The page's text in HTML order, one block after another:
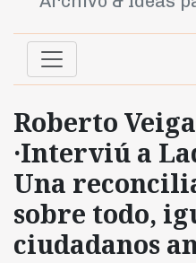
Roberto
·Interviú a
Una
sobre todo,
ciudadanos